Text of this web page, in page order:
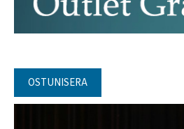
OSTUNISERA